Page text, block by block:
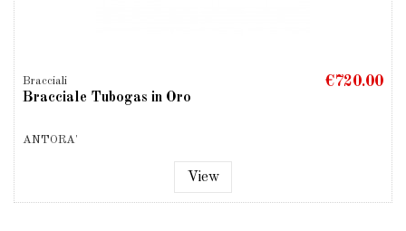
Bracciali
Bracciale Tubogas in Oro
ANTORA'
€720.00
View